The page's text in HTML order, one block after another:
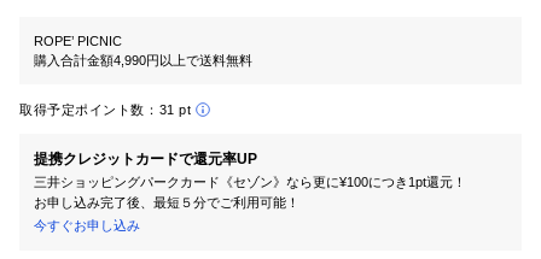
ROPE’ PICNIC
購入合計金額4,990円以上で送料無料
取得予定ポイント数： 31 pt
提携クレジットカードで還元率UP
三井ショッピングパークカード《セゾン》なら更に¥100につき1pt還元！
お申し込み完了後、最短５分でご利用可能！
今すぐお申し込み